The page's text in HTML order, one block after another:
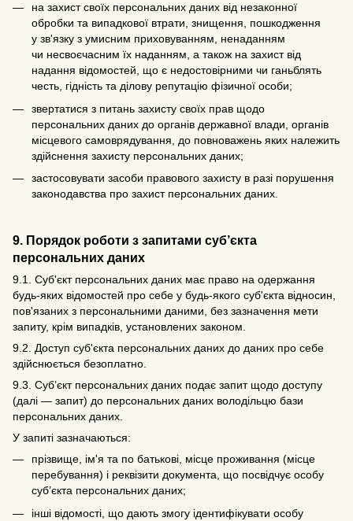
на захист своїх персональних даних від незаконної
обробки та випадкової втрати, знищення, пошкодження
у зв'язку з умисним приховуванням, ненаданням
чи несвоєчасним їх наданням, а також на захист від
надання відомостей, що є недостовірними чи ганьблять
честь, гідність та ділову репутацію фізичної особи;
звертатися з питань захисту своїх прав щодо
персональних даних до органів державної влади, органів
місцевого самоврядування, до повноважень яких належить
здійснення захисту персональних даних;
застосовувати засоби правового захисту в разі порушення
законодавства про захист персональних даних.
9. Порядок роботи з запитами суб’єкта
персональних даних
9.1. Суб'єкт персональних даних має право на одержання
будь-яких відомостей про себе у будь-якого суб'єкта відносин,
пов'язаних з персональними даними, без зазначення мети
запиту, крім випадків, установлених законом.
9.2. Доступ суб'єкта персональних даних до даних про себе
здійснюється безоплатно.
9.3. Суб’єкт персональних даних подає запит щодо доступу
(далі — запит) до персональних даних володільцю бази
персональних даних.
У запиті зазначаються:
прізвище, ім'я та по батькові, місце проживання (місце
перебування) і реквізити документа, що посвідчує особу
суб’єкта персональних даних;
інші відомості, що дають змогу ідентифікувати особу